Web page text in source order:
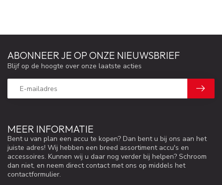
MEER INFORMATIE
Bent u van plan een accu te kopen? Dan bent u bij ons aan het
juiste adres! Wij hebben een breed assortiment accu's en
accessoires. Kunnen wij u daar nog verder bij helpen? Schroom
dan niet, en neem direct contact met ons op middels het
contactformulier.
ABONNEER JE OP ONZE NIEUWSBRIEF
Blijf op de hoogte over onze laatste acties